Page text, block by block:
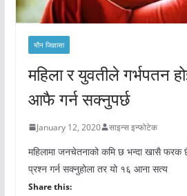
यौन जिज्ञासा
महिला र युवतीले गर्भपतन
आफै गर्न सक्नुपर्छ
January 12, 2020 साइन्स इन्फोटेक
महिलामा जनचेतनाको कमि छ भन्दा खासै फरक
प्रश्न गर्न सक्नुहोला तर यो १६ आना सत्य
Share this: